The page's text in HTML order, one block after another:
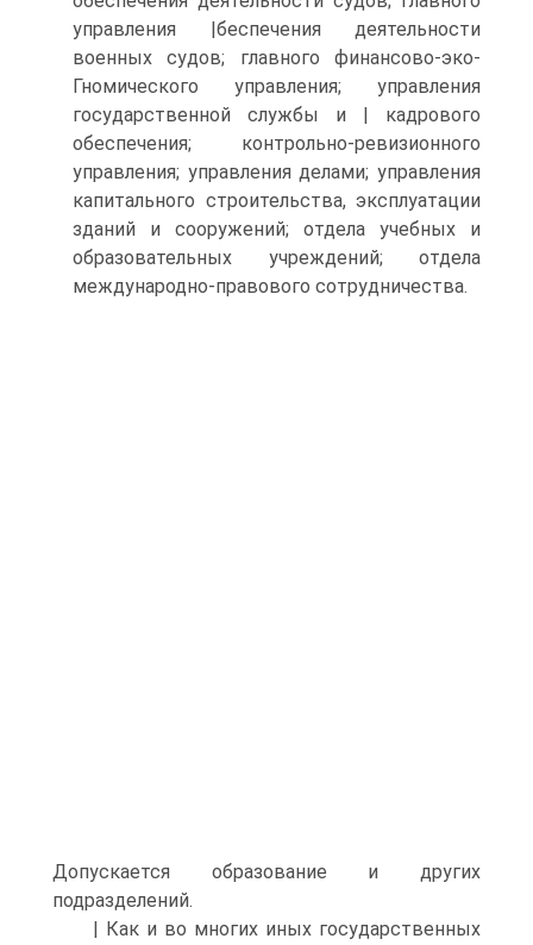
управления |беспечения деятельности
военных судов; главного финансово-эко-
Гномического управления; управления
государственной службы и | кадрового
обеспечения; контрольно-ревизионного
управления; управления делами; управления
капитального строительства, эксплуатации
зданий и сооружений; отдела учебных и
образовательных учреждений; отдела
международно-правового сотрудничества.
Допускается образование и других
подразделений.
| Как и во многих иных государственных